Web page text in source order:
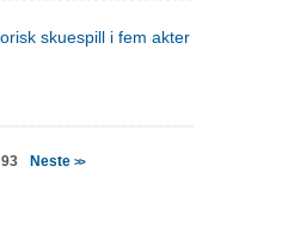
skuespill i fem akter
Neste>>